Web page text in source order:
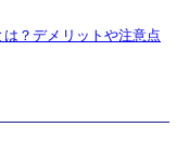
？デメリットや注意点